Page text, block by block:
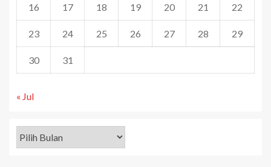
16 17 18 19 20 21 22
23 24 25 26 27 28 29
30 31
« Jul